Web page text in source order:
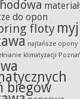
do opon
floty
najtańsze opony
klimatyzacji
biegów